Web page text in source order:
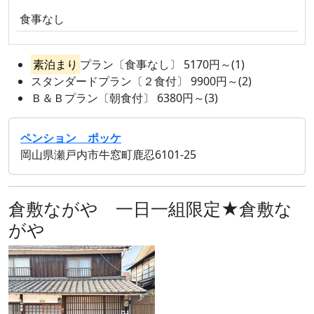
食事なし
素泊まり プラン〔食事なし〕 5170円～(1)
スタンダードプラン〔２食付〕 9900円～(2)
Ｂ＆Ｂプラン〔朝食付〕 6380円～(3)
ペンション ポッケ
岡山県瀬戸内市牛窓町鹿忍6101-25
倉敷ながや 一日一組限定★倉敷な
がや